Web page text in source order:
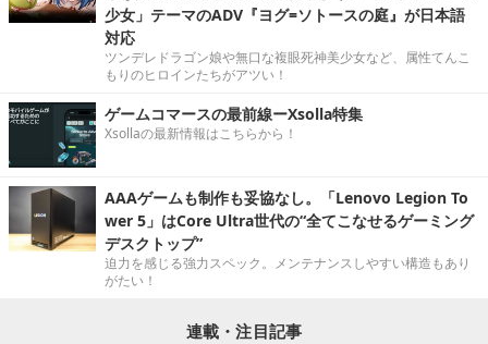
少女」テーマのADV『ヨグ=ソトースの庭』が日本語
対応
ツンデレドラゴン娘や無口な複眼死神美少女など、属性てんこ
もりのヒロインたちがアツい！
ゲームコマースの最前線ーXsolla特集
Xsollaの最新情報はこちらから！
AAAゲームも制作も妥協なし。「Lenovo Legion To
wer 5」はCore Ultra世代の“全てこなせるゲーミング
デスクトップ”
迫力を感じる強力スペック。メンテナンスしやすい構造もあり
がたい！
連載・注目記事